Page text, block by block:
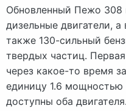
Обновленный Пежо 308
дизельные двигатели,
также 130-сильный
твердых частиц.
через какое-то время
единицу 1.6 мощностью
доступны оба